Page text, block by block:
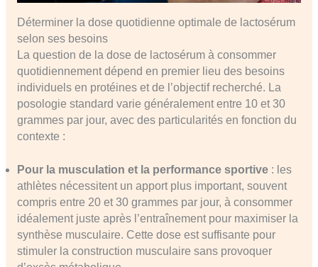
Déterminer la dose quotidienne optimale de lactosérum
selon ses besoins
La question de la dose de lactosérum à consommer
quotidiennement dépend en premier lieu des besoins
individuels en protéines et de l’objectif recherché. La
posologie standard varie généralement entre 10 et 30
grammes par jour, avec des particularités en fonction du
contexte :
Pour la musculation et la performance sportive: les
athlètes nécessitent un apport plus important, souvent
compris entre 20 et 30 grammes par jour, à consommer
idéalement juste après l’entraînement pour maximiser la
synthèse musculaire. Cette dose est suffisante pour
stimuler la construction musculaire sans provoquer